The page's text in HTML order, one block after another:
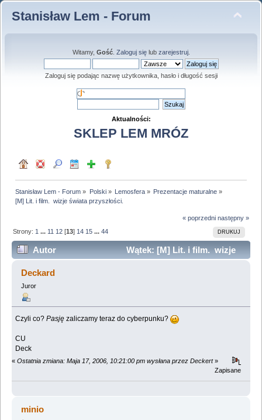
Stanisław Lem - Forum
Witamy, Gość. Zaloguj sięlub zarejestruj.
Zaloguj się podając nazwę użytkownika, hasło i długość sesji
Aktualności:
SKLEP LEM MRÓZ
Stanisław Lem - Forum » Polski» Lemosfera» Prezentacje maturalne »
[M] Lit. i film.  wizje świata przyszłości.
« poprzedni następny »
DRUKUJ
Strony: 1 ... 11 12 [13] 14 15 ...44
Autor
Wątek: [M] Lit. i film. wizje
świata przyszłości. (Przeczytany 727069 razy)
Deckard
Juror
Czyli co?Pasję zaliczamy teraz do cyberpunku?
CU
Deck
« Ostatnia zmiana: Maja 17, 2006, 10:21:00 pm wysłana przez Deckert»
Zapisane
minio